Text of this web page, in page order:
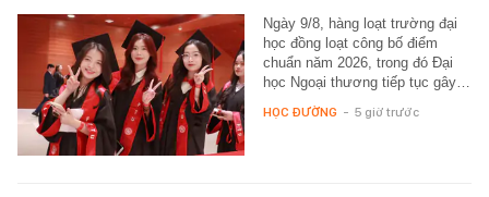
Ngày 9/8, hàng loạt trường đại
học đồng loạt công bố điểm
chuẩn năm 2026, trong đó Đại
học Ngoại thương tiếp tục gây…
HỌC ĐƯỜNG - 5 giờ trước